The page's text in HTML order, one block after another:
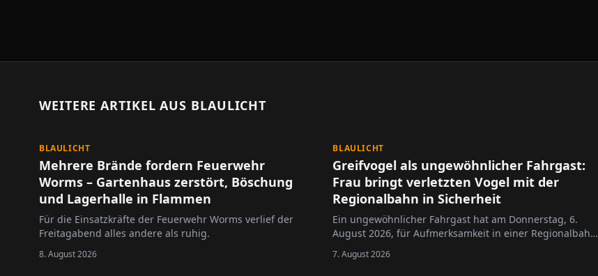
WEITERE ARTIKEL AUS BLAULICHT
BLAULICHT
Mehrere Brände fordern Feuerwehr
Worms – Gartenhaus zerstört, Böschung
und Lagerhalle in Flammen
Für die Einsatzkräfte der Feuerwehr Worms verlief der
Freitagabend alles andere als ruhig.
8. August 2026
BLAULICHT
Greifvogel als ungewöhnlicher Fahrgast:
Frau bringt verletzten Vogel mit der
Regionalbahn in Sicherheit
Ein ungewöhnlicher Fahrgast hat am Donnerstag, 6.
August 2026, für Aufmerksamkeit in einer Regionalbahn
Zug, nachdem sie das Tier am Vormittag mutmaßlich
7. August 2026